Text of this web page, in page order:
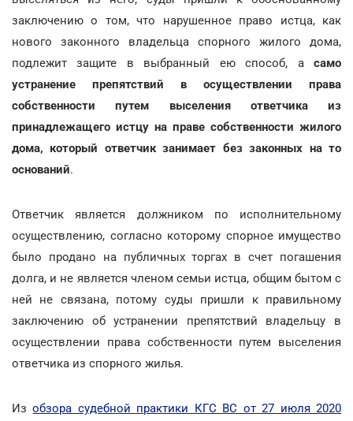
заключению о том, что нарушенное право истца, как
нового законного владельца спорного жилого дома,
подлежит защите в выбранный ею способ, а само
устранение препятствий в осуществлении права
собственности путем выселения ответчика из
принадлежащего истцу на праве собственности жилого
дома, который ответчик занимает без законных на то
оснований.
Ответчик является должником по исполнительному
осуществлению, согласно которому спорное имущество
было продано на публичных торгах в счет погашения
долга, и не является членом семьи истца, общим бытом с
ней не связана, потому суды пришли к правильному
заключению об устранении препятствий владельцу в
осуществлении права собственности путем выселения
ответчика из спорного жилья.
Изобзора судебной практики КГС ВС от 27 июля 2020